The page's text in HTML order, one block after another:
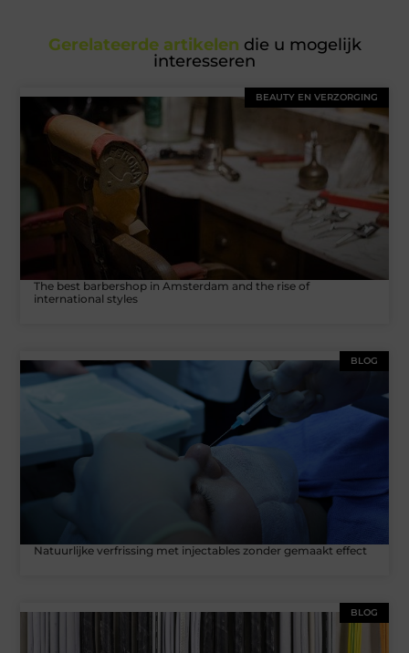
Gerelateerde artikelen die u mogelijk
interesseren
BEAUTY EN VERZORGING
The best barbershop in Amsterdam and the rise of
international styles
BLOG
Natuurlijke verfrissing met injectables zonder gemaakt effect
BLOG